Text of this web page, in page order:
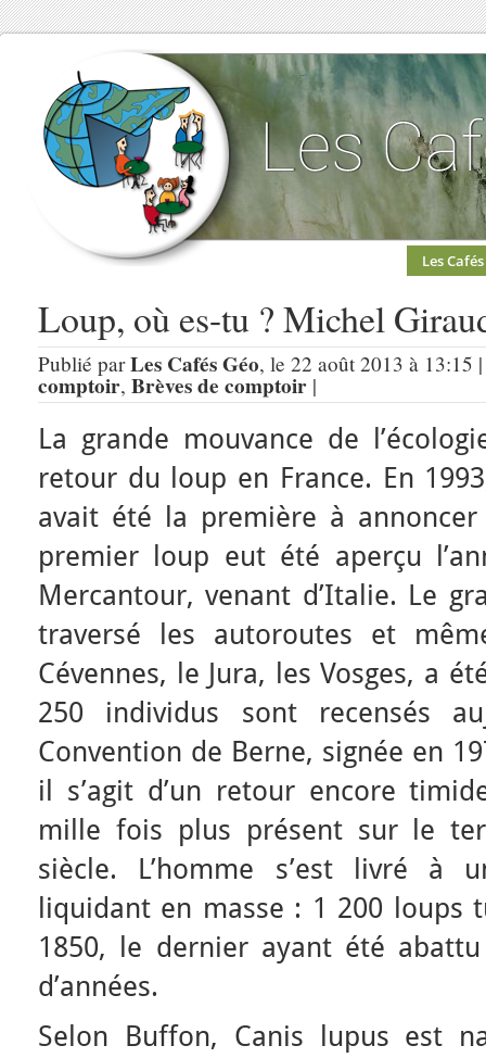
Les Cafés
Loup, où es-tu ? Michel
Publié parLes Cafés Géo, le 22 août 2013 à 13:15
comptoir, Brèves de comptoir |
La grande mouvance de
retour du loup en France. En
avait été la première à
premier loup eut été aperçu
Mercantour, venant d’Italie. Le
traversé les autoroutes et
Cévennes, le Jura, les Vosges, a
250 individus sont recensés
Convention de Berne, signée en
il s’agit d’un retour encore
mille fois plus présent sur le
siècle. L’homme s’est livré à
liquidant en masse : 1 200 loups
1850, le dernier ayant été
d’années.
Selon Buffon, Canis lupus est